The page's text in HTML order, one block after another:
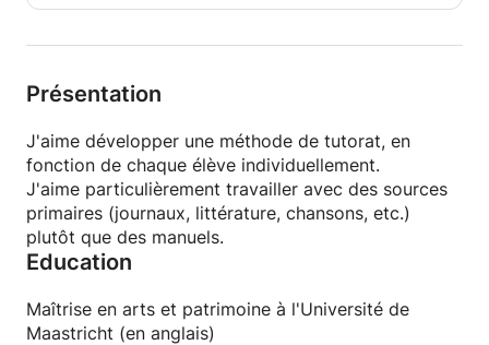
Présentation
J'aime développer une méthode de tutorat, en
fonction de chaque élève individuellement.
J'aime particulièrement travailler avec des sources
primaires (journaux, littérature, chansons, etc.)
plutôt que des manuels.
Education
Maîtrise en arts et patrimoine à l'Université de
Maastricht (en anglais)